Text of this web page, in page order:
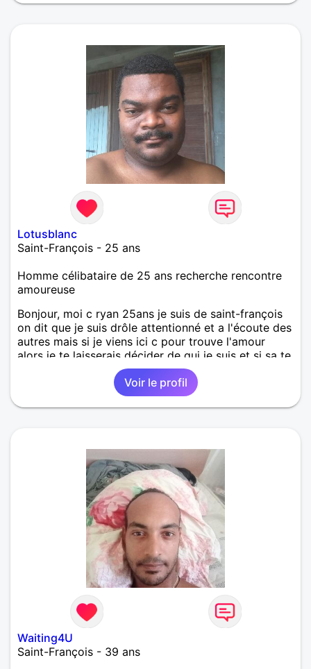
Lotusblanc
Saint-François - 25 ans
Homme célibataire de 25 ans recherche rencontre
amoureuse
Bonjour, moi c ryan 25ans je suis de saint-françois
on dit que je suis drôle attentionné et a l'écoute des
autres mais si je viens ici c pour trouve l'amour
alors je te laisserais décider de qui je suis et si sa te
Voir le profil
Waiting4U
Saint-François - 39 ans